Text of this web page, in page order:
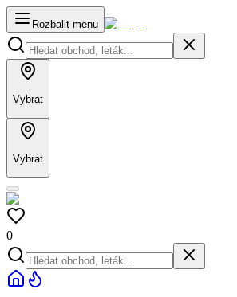
Rozbalit menu
Vybrat
Vybrat
0